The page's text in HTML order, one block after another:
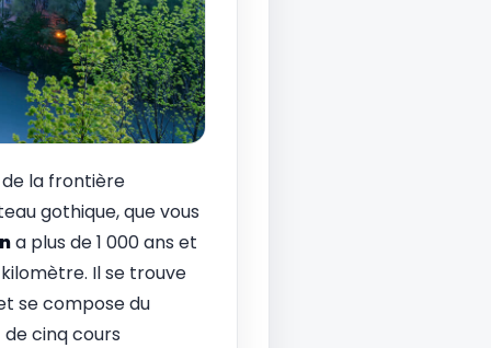
la frontière
gothique, que vous
a plus de 1 000 ans et
Il se trouve
se compose du
cinq cours